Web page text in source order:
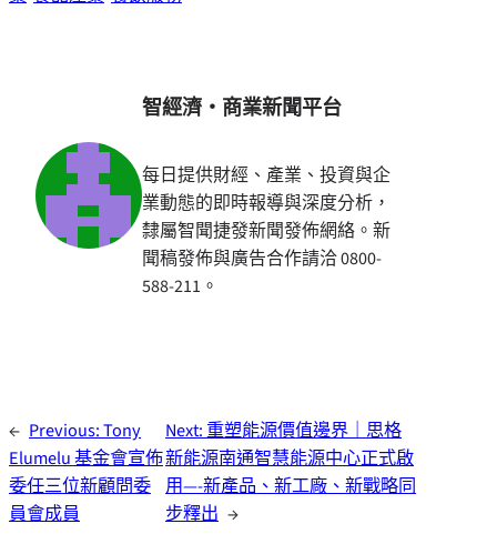
智經濟・商業新聞平台
每日提供財經、產業、投資與企
業動態的即時報導與深度分析，
隸屬智聞捷發新聞發佈網絡。新
聞稿發佈與廣告合作請洽 0800-
588-211。
← Previous:Tony
Elumelu 基金會宣佈
委任三位新顧問委
員會成員
Next:重塑能源價值邊界｜思格
新能源南通智慧能源中心正式啟
用—-新產品、新工廠、新戰略同
步釋出 →